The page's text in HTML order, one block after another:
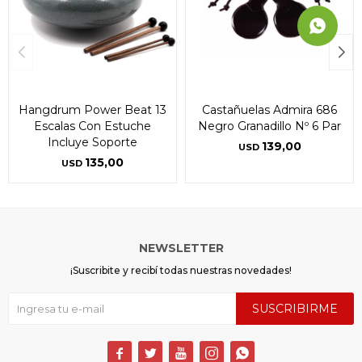
Hangdrum Power Beat 13
Escalas Con Estuche
Incluye Soporte
USD 135,00
Castañuelas Admira 686
Negro Granadillo Nº 6 Par
USD 139,00
NEWSLETTER
¡Suscribite y recibí todas nuestras novedades!
SUSCRIBIRME
    